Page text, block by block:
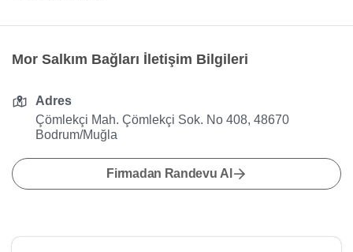
Mor Salkım Bağları İletişim Bilgileri
Adres
Çömlekçi Mah. Çömlekçi Sok. No 408, 48670
Bodrum/Muğla
Firmadan Randevu Al